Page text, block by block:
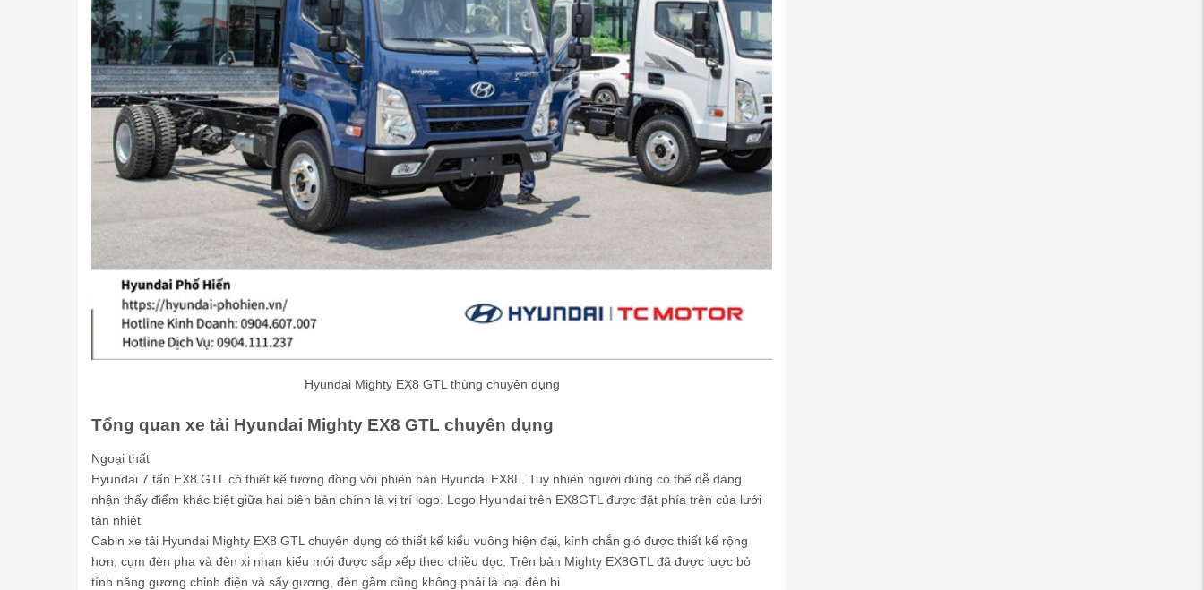
Hyundai Mighty EX8 GTL thùng chuyên dụng
Tổng quan xe tải Hyundai Mighty EX8 GTL chuyên dụng
Ngoại thất
Hyundai 7 tấn EX8 GTL có thiết kế tương đồng với phiên bản Hyundai EX8L. Tuy nhiên người dùng có thể dễ dàng
nhận thấy điểm khác biệt giữa hai biên bản chính là vị trí logo. Logo Hyundai trên EX8GTL được đặt phía trên của lưới
tản nhiệt
Cabin xe tải Hyundai Mighty EX8 GTL chuyên dụng có thiết kế kiểu vuông hiện đại, kính chắn gió được thiết kế rộng
hơn, cụm đèn pha và đèn xi nhan kiểu mới được sắp xếp theo chiều dọc. Trên bản Mighty EX8GTL đã được lược bỏ
tính năng gương chỉnh điện và sấy gương, đèn gầm cũng không phải là loại đèn bi